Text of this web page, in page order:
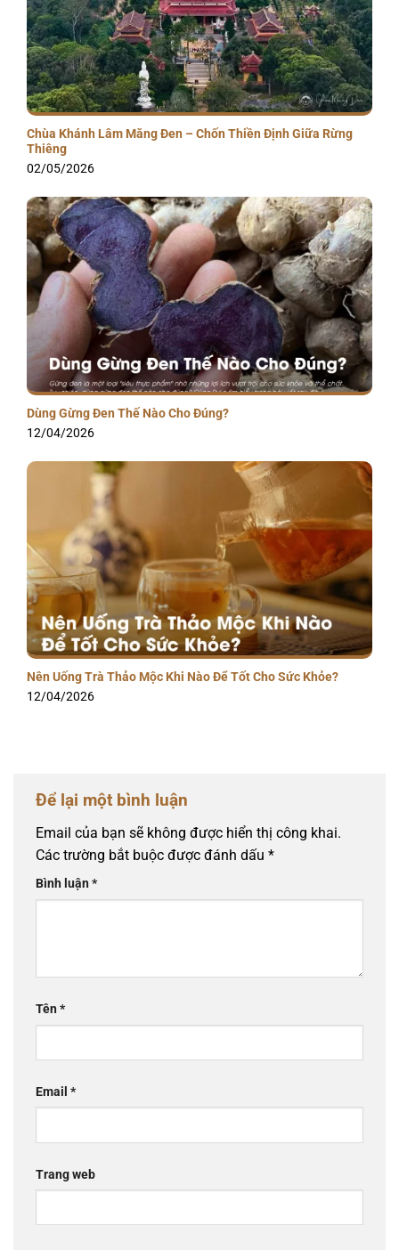
Chùa Khánh Lâm Măng Đen – Chốn Thiền Định Giữa Rừng
Thiêng
02/05/2026
Dùng Gừng Đen Thế Nào Cho Đúng?
12/04/2026
Nên Uống Trà Thảo Mộc Khi Nào Để Tốt Cho Sức Khỏe?
12/04/2026
Để lại một bình luận
Email của bạn sẽ không được hiển thị công khai.
Các trường bắt buộc được đánh dấu *
Bình luận*
Tên*
Email *
Trang web